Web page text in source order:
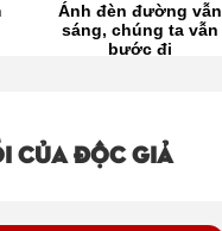
Ánh đèn đường vẫn
sáng, chúng ta vẫn
bước đi
của độc giả